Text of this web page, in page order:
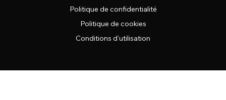
Politique de confidentialité
Politique de cookies
Conditions d'utilisation